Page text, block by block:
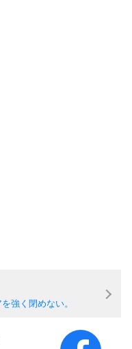
強く閉めない。